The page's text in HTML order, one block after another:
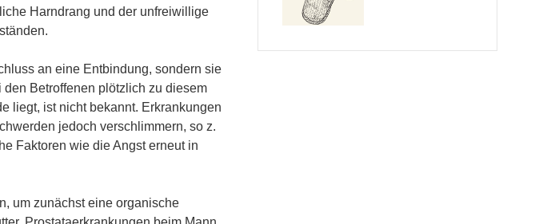
Harndrang und der unfreiwillige
an eine Entbindung, sondern sie
Betroffenen plötzlich zu diesem
liegt, ist nicht bekannt. Erkrankungen
jedoch verschlimmern, so z.
Faktoren wie die Angst erneut in
um zunächst eine organische